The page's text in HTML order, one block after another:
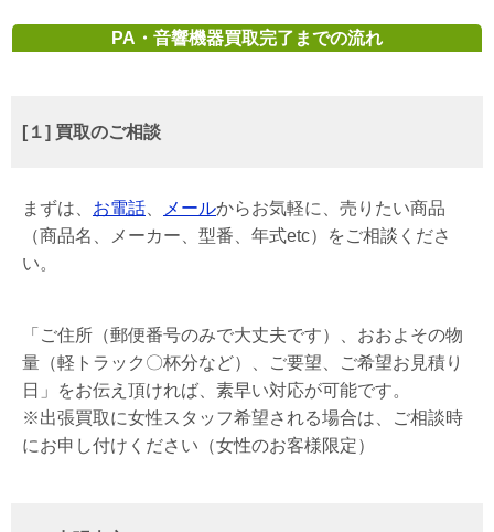
PA・音響機器買取完了までの流れ
[１] 買取のご相談
まずは、 お電話、 メールからお気軽に、売りたい商品
（商品名、メーカー、型番、年式etc）をご相談くださ
い。
「ご住所（郵便番号のみで大丈夫です）、おおよその物
量（軽トラック〇杯分など）、ご要望、ご希望お見積り
日」をお伝え頂ければ、素早い対応が可能です。
※出張買取に女性スタッフ希望される場合は、ご相談時
にお申し付けください（女性のお客様限定）